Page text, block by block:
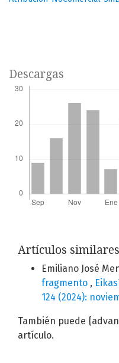
Descargas
Artículos similares
Emiliano José
fragmento ,
124 (2024):
También puede
artículo.